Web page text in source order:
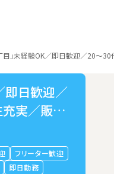
目」未経験OK／即日歓迎／20～
即日歓迎／
実／販売
フリーター歓迎
即日勤務